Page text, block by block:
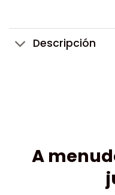
Descripción
A